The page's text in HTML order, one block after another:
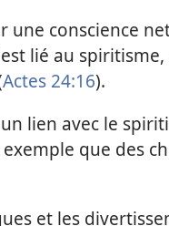
une conscience
lié au
Actes 24:16).
lien avec le
que des
et les